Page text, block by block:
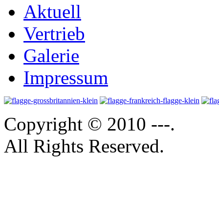
Aktuell
Vertrieb
Galerie
Impressum
Copyright © 2010 ---.
All Rights Reserved.